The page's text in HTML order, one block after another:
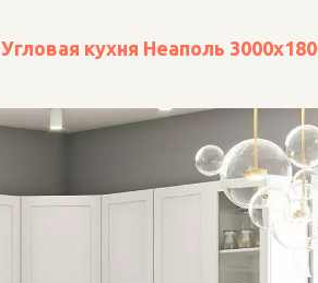
Угловая кухня Неаполь